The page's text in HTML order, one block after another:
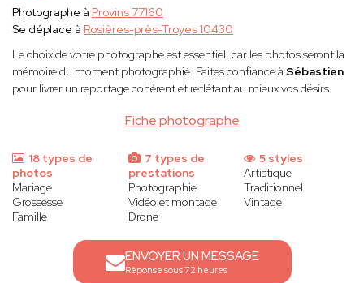
Fiche photographe
Photographe à Provins 77160
Se déplace à Rosières-près-Troyes 10430
Le choix de votre photographe est essentiel, car les photos seront la
mémoire du moment photographié. Faites confiance à Sébastien
pour livrer un reportage cohérent et reflétant au mieux vos désirs.
18 types de
photos
Mariage
Grossesse
Famille
7 types de
prestations
Photographie
Vidéo et montage
Drone
5 styles
Artistique
Traditionnel
Vintage
ENVOYER UN MESSAGE
Réponse sous 72 heures